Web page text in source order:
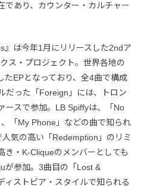
であり、カウンター・カルチャー
は今年1月にリリースした2ndア
ス・プロジェクト。世界各地の
たEPとなっており、全4曲で構成
だった「Foreign」には、トロン
ースで参加。LB Spiffyは、「No
「My Phone」などの曲で知られ
気の高い「Redemption」のリミ
き・K-Cliqueのメンバーとしても
が参加。3曲目の「Lost &
ィストピア・スタイルで知られる